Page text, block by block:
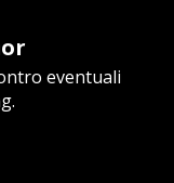
eventuali